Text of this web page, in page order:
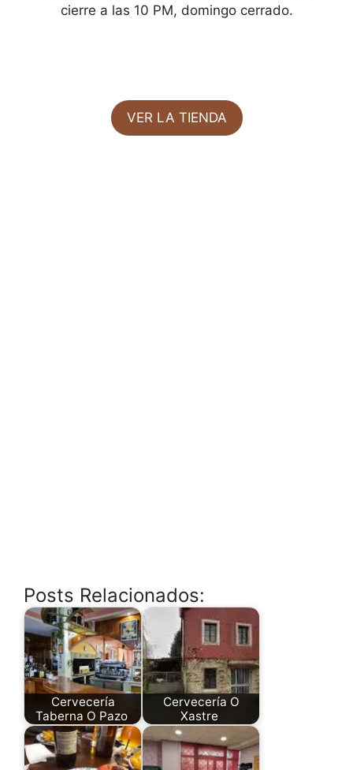
cierre a las 10 PM, domingo cerrado.
VER LA TIENDA
Posts Relacionados:
Cervecería
Taberna O Pazo
Cervecería O
Xastre